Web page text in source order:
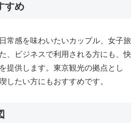
すめ
常感を味わいたいカップル、女子旅
、ビジネスで利用される方にも、快
提供します。東京観光の拠点とし
したい方にもおすすめです。